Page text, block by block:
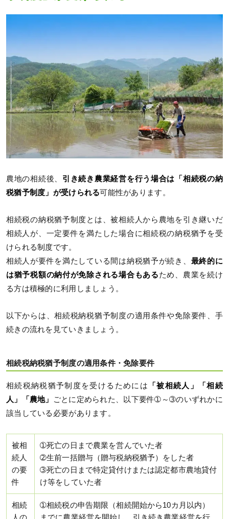
農地の相続後、 引き続き農業経営を行う場合は「相続税の納
税猶予制度」が受けられる可能性があります。
相続税の納税猶予制度とは、被相続人から農地を引き継いだ
相続人が、一定要件を満たした場合に相続税の納税猶予を受
けられる制度です。
相続人が要件を満たしている間は納税猶予が続き、 最終的に
は猶予税額の納付が免除される場合もあるため、農業を続け
る方は積極的に利用しましょう。
以下からは、相続税納税猶予制度の適用条件や免除要件、手
続きの流れを見ていきましょう。
相続税納税猶予制度の適用条件・免除要件
相続税納税猶予制度を受けるためには
「被相続人」「相続
人」「農地」
ごとに定められた、以下要件➀～➂のいずれかに
該当している必要があります。
被相
続人
の要
件
➀死亡の日まで農業を営んでいた者
➁生前一括贈与（贈与税納税猶予）をした者
➂死亡の日まで特定貸付けまたは認定都市農地貸付
け等をしていた者
相続
➀相続税の申告期限（相続開始から10カ月以内）